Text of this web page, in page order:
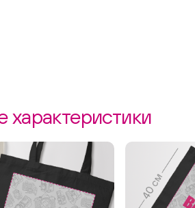
характеристики